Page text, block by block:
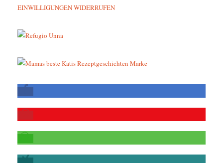
EINWILLIGUNGEN WIDERRUFEN